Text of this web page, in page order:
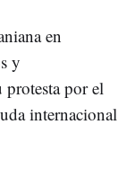
en
y
protesta por el
internacional